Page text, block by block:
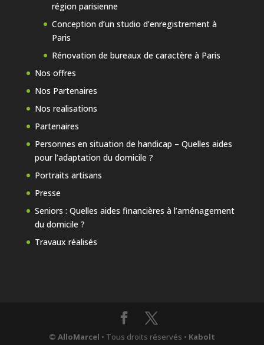
région parisienne
Conception d’un studio d’enregistrement à
Paris
Rénovation de bureaux de caractère à Paris
Nos offres
Nos Partenaires
Nos realisations
Partenaires
Personnes en situation de handicap – Quelles aides
pour l’adaptation du domicile ?
Portraits artisans
Presse
Seniors : Quelles aides financières à l’aménagement
du domicile ?
Travaux réalisés
© AlloMarcel • Tous droits réservés • Kabolt